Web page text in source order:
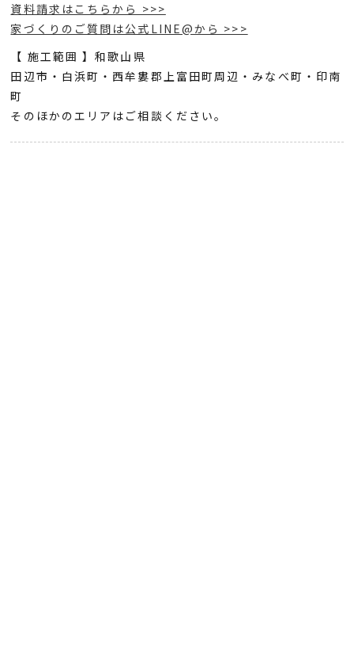
資料請求はこちらから >>>
家づくりのご質問は公式LINE@から >>>
【 施工範囲 】和歌山県
田辺市・白浜町・西牟婁郡上富田町周辺・みなべ町・印南
町
そのほかのエリアはご相談ください。